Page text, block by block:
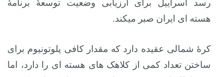
رسد اسراییل برای ارزیابی وضعیت توسعۀ برنامۀ
هسته ای ایران صبر میکند.
کرۀ شمالی عقیده دارد که مقدار کافی پلوتونیوم برای
ساختن تعداد کمی از کلاهک های هسته ای را دارد، اما